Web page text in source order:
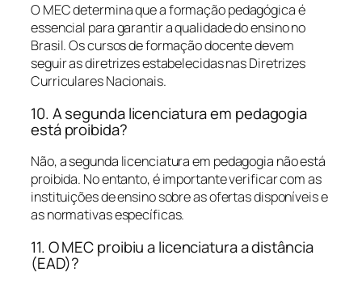
O MEC determina que a formação pedagógica é
essencial para garantir a qualidade do ensino no
Brasil. Os cursos de formação docente devem
seguir as diretrizes estabelecidas nas Diretrizes
Curriculares Nacionais.
10. A segunda licenciatura em pedagogia
está proibida?
Não, a segunda licenciatura em pedagogia não está
proibida. No entanto, é importante verificar com as
instituições de ensino sobre as ofertas disponíveis e
as normativas específicas.
11. O MEC proibiu a licenciatura a distância
(EAD)?